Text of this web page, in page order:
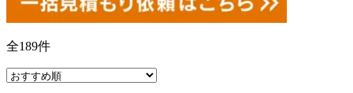
全189件